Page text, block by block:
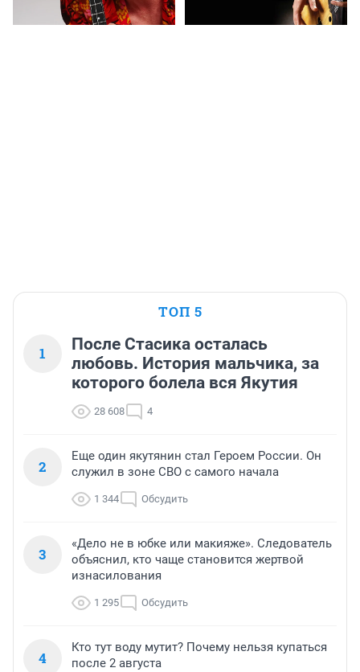
ТОП 5
1
После Стасика осталась
любовь. История мальчика, за
которого болела вся Якутия
28 608 4
2
Еще один якутянин стал Героем России. Он
служил в зоне СВО с самого начала
1 344 Обсудить
3
«Дело не в юбке или макияже». Следователь
объяснил, кто чаще становится жертвой
изнасилования
1 295 Обсудить
4
Кто тут воду мутит? Почему нельзя купаться
после 2 августа